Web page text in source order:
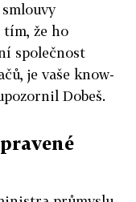
tím, že ho
společnost
je vaše know-
Dobeš.